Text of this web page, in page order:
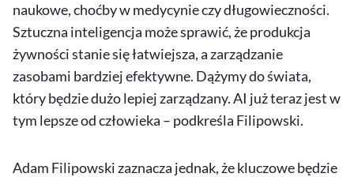
naukowe, choćby w medycynie czy długowieczności.
Sztuczna inteligencja może sprawić, że produkcja
żywności stanie się łatwiejsza, a zarządzanie
zasobami bardziej efektywne. Dążymy do świata,
który będzie dużo lepiej zarządzany. AI już teraz jest w
tym lepsze od człowieka – podkreśla Filipowski.
Adam Filipowski zaznacza jednak, że kluczowe będzie